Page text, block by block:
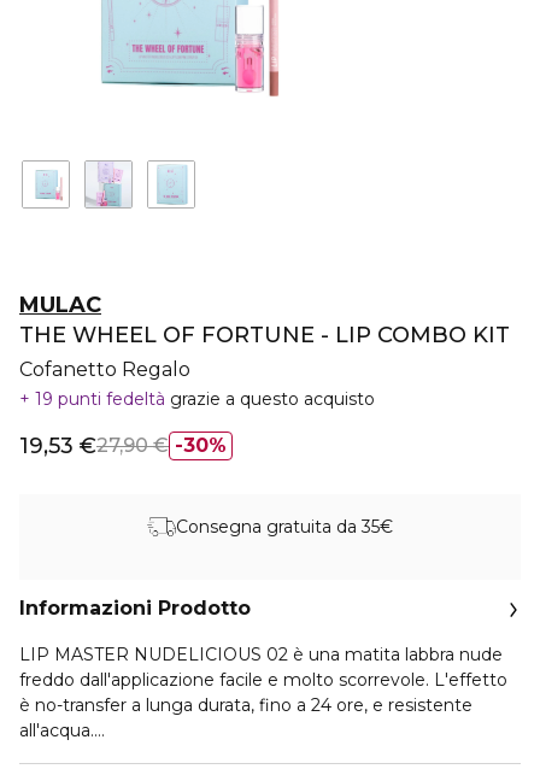
MULAC
THE WHEEL OF FORTUNE - LIP COMBO KIT
Cofanetto Regalo
19 punti fedeltà grazie a questo acquisto
30%
19,53 €27,90 €
Consegna gratuita da 35€
Informazioni Prodotto
LIP MASTER NUDELICIOUS 02 è una matita labbra nude
freddo dall'applicazione facile e molto scorrevole. L'effetto
è no-transfer a lunga durata, fino a 24 ore, e resistente
all'acqua.